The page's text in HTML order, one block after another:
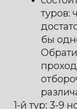
—
пройдет в
начале
очно на
участникам
минут) и 5
которых
и
перечень
другие